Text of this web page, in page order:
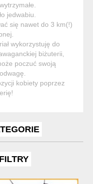
jedwabiu.
się nawet do 3 km(!)
wykorzystuję do
biżuterii,
poczuć swoją
kobiety poprzez